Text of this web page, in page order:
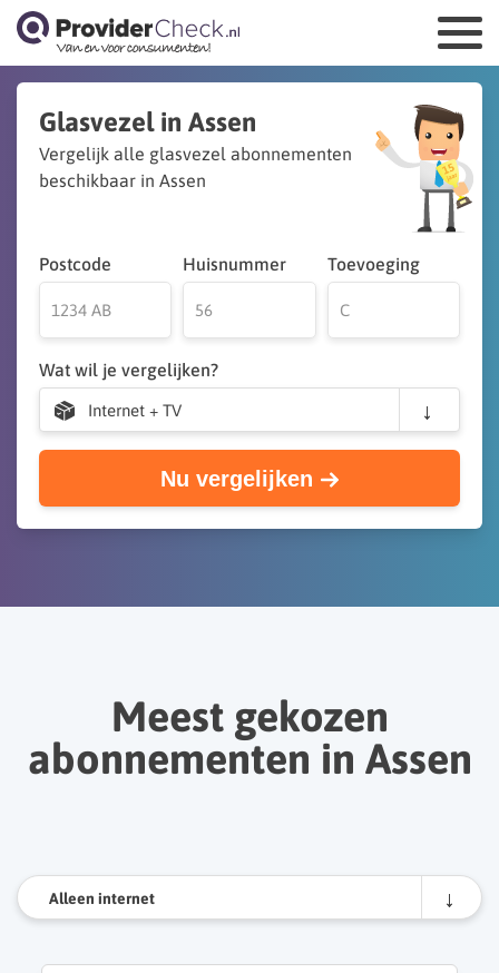
Glasvezel in Assen
Vergelijk alle glasvezel abonnementen
beschikbaar in Assen
Postcode Huisnummer Toevoeging
Wat wil je vergelijken?
Internet + TV
Nu vergelijken
Meest gekozen
abonnementen in Assen
Alleen internet